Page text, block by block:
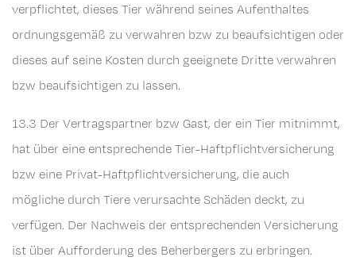
verpflichtet, dieses Tier während seines Aufenthaltes
ordnungsgemäß zu verwahren bzw zu beaufsichtigen oder
dieses auf seine Kosten durch geeignete Dritte verwahren
bzw beaufsichtigen zu lassen.
13.3 Der Vertragspartner bzw Gast, der ein Tier mitnimmt,
hat über eine entsprechende Tier-Haftpflichtversicherung
bzw eine Privat-Haftpflichtversicherung, die auch
mögliche durch Tiere verursachte Schäden deckt, zu
verfügen. Der Nachweis der entsprechenden Versicherung
ist über Aufforderung des Beherbergers zu erbringen.